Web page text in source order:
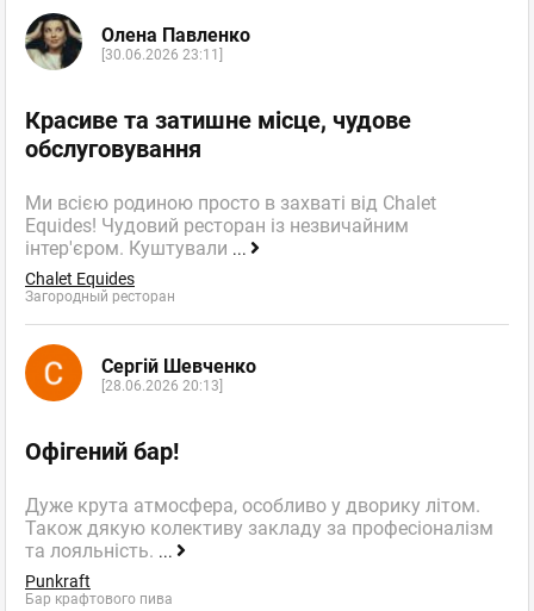
Олена Павленко
[30.06.2026 23:11]
Красиве та затишне місце, чудове
обслуговування
Ми всією родиною просто в захваті від Chalet
Equides! Чудовий ресторан із незвичайним
інтер'єром. Куштували ...
Chalet Equides
Загородный ресторан
Сергій Шевченко
[28.06.2026 20:13]
Офігений бар!
Дуже крута атмосфера, особливо у дворику літом.
Також дякую колективу закладу за професіоналізм
та лояльність. ...
Punkraft
Бар крафтового пива